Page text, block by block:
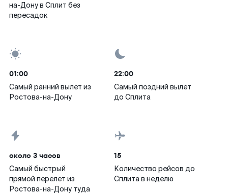
на-Дону в Сплит без
пересадок
01:00
Самый ранний вылет из
Ростова-на-Дону
22:00
Самый поздний вылет
до Сплита
около 3 часов
Самый быстрый
прямой перелет из
Ростова-на-Дону туда
15
Количество рейсов до
Сплита в неделю